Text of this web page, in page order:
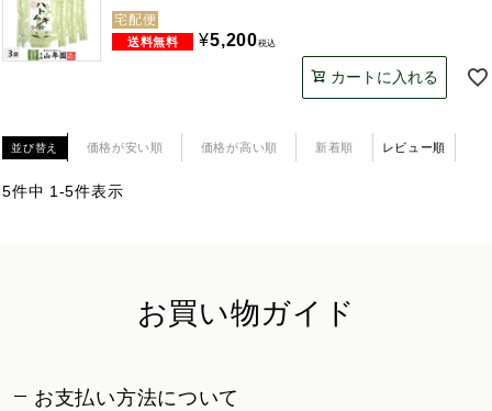
宅配便
¥5,200税込
カートに入れる
並び替え 価格が安い順 価格が高い順 新着順 レビュー順
5件中 1-5件表示
お買い物ガイド
お支払い方法について